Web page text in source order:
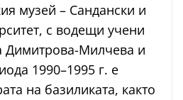
музей – Сандански и
с водещи учени
Димитрова-Милчева и
1990–1995 г. е
на базиликата, както